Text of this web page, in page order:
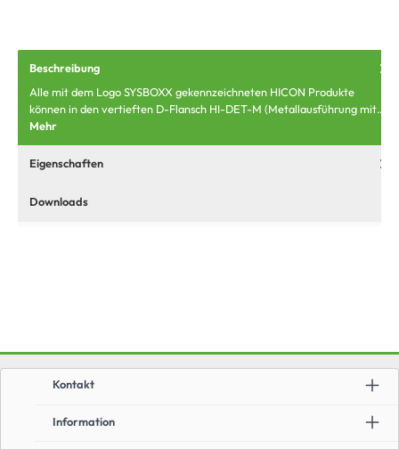
Beschreibung
Alle mit dem Logo SYSBOXX gekennzeichneten HICON Produkte
können in den vertieften D-Flansch HI-DET-M (Metallausführung mit…
Mehr
Eigenschaften
Downloads
Information
Kontakt